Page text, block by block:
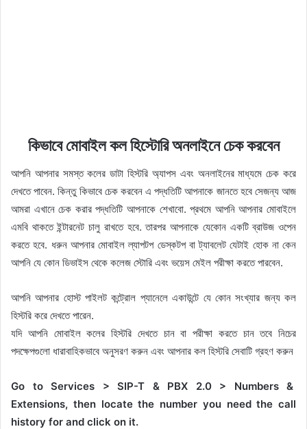
কিভাবে মোবাইল কল হিস্টোরি অনলাইনে চেক করবেন
আপনি আপনার সমস্ত কলের ডাটা হিস্টরি অ্যাপস এবং অনলাইনের মাধ্যমে চেক করে
দেখতে পাবেন. কিন্তু কিভাবে চেক করবেন এ পদ্ধতিটি আপনাকে জানতে হবে সেজন্য আজ
আমরা এখানে চেক করার পদ্ধতিটি আপনাকে শেখাবো. প্রথমে আপনি আপনার মোবাইলে
এমবি থাকতে ইন্টারনেট চালু রাখতে হবে. তারপর আপনাকে যেকোন একটি ব্রাউজ ওপেন
করতে হবে. ধরুন আপনার মোবাইল ল্যাপটপ ডেস্কটপ বা ট্যাবলেট যেটাই হোক না কেন
আপনি যে কোন ডিভাইস থেকে কলেজ স্টোরি এবং ভয়েস মেইল পরীক্ষা করতে পারবেন.
আপনি আপনার হোস্ট পাইলট কন্ট্রোল প্যানেলে একাউন্টে যে কোন সংখ্যার জন্য কল
হিস্টরি করে দেখতে পারেন.
যদি আপনি মোবাইল কলের হিস্টরি দেখতে চান বা পরীক্ষা করতে চান তবে নিচের
পদক্ষেপগুলো ধারাবাহিকভাবে অনুসরণ করুন এবং আপনার কল হিস্টরি সেবাটি গ্রহণ করুন
Go to Services > SIP-T & PBX 2.0 > Numbers &
Extensions, then locate the number you need the call
history for and click on it.